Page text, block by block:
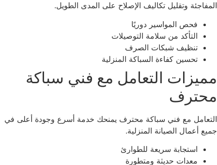
وتقليل تكاليف الإصلاح على المدى الطويل.
فحص المواسير دوريًا
التأكد من سلامة التوصيلات
تنظيف شبكات الصرف
تحسين كفاءة السباكة المنزلية
التعامل مع فني سباكة
مع فني سباكة محترف يمنحك خدمة أسرع وجودة أعلى في
أعمال الصيانة المنزلية.
استجابة سريعة للطوارئ
معدات حديثة ومتطورة